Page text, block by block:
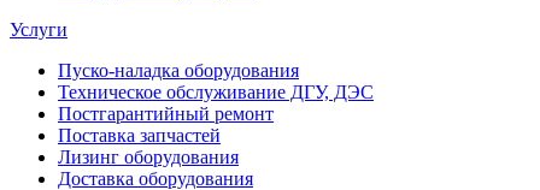
Услуги
Пуско-наладка оборудования
Техническое обслуживание ДГУ, ДЭС
Постгарантийный ремонт
Поставка запчастей
Лизинг оборудования
Доставка оборудования